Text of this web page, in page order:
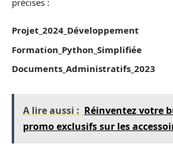
Projet_2024_Développement
Formation_Python_Simplifiée
Documents_Administratifs_2023
A lire aussi : Réinventez votre
promo exclusifs sur les